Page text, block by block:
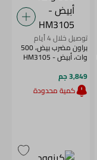
توصيل خلال 4 أيام
براون مضرب بيض، 500
وات، أبيض - HM3105
3,849 جم
كمية محدودة